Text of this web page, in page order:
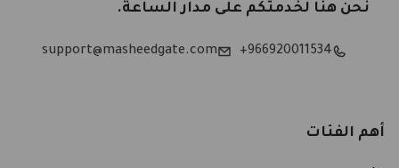
نحن هنا لخدمتكم على مدار الساعة.
966920011534+
support@masheedgate.com
أهم الفئات